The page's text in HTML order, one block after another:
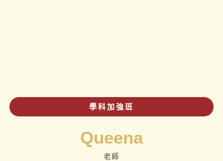
學科加強班
Queena
老師